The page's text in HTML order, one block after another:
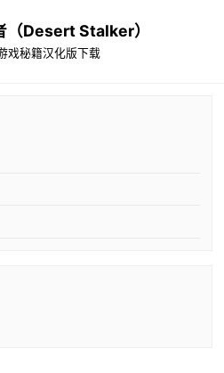
（Desert Stalker）
戏秘籍汉化版下载